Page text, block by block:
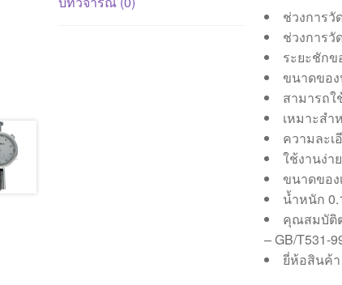
ช่วงการวั
ช่วงการวั
ระยะชักข
ขนาดของ
สามารถใ
เหมาะส
ความละเ
ใช้งานง่า
ขนาดของ
น้ำหนัก
คุณสมบัติต
– GB/T531-
ยี่ห้อสินค้า